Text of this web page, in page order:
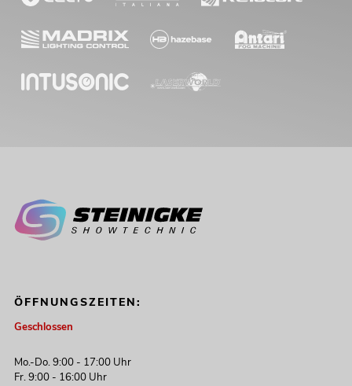
ÖFFNUNGSZEITEN:
Geschlossen
Mo.-Do. 9:00 - 17:00 Uhr
Fr. 9:00 - 16:00 Uhr